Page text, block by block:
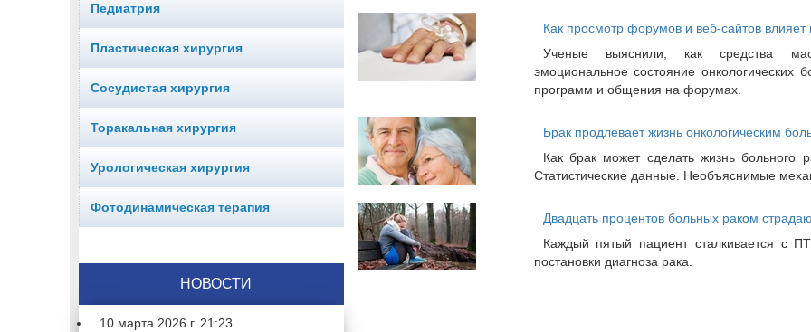
Педиатрия
Пластическая хирургия
Сосудистая хирургия
Торакальная хирургия
Урологическая хирургия
Фотодинамическая терапия
НОВОСТИ
10 марта 2026 г. 21:23
Как просмотр форумов и веб-сайтов влияет
Ученые выяснили, как средства
эмоциональное состояние онкологических
программ и общения на форумах.
Брак продлевает жизнь онкологическим
Как брак может сделать жизнь больного
Статистические данные. Необъяснимые
Двадцать процентов больных раком
Каждый пятый пациент сталкивается с
постановки диагноза рака.